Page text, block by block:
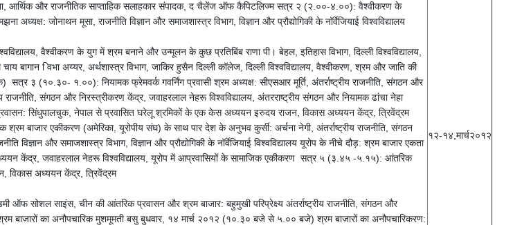
आर्थिक और राजनीतिक साप्ताहिक सलाहकार संपादक, द चैलेंज ऑफ कैपिटलिज्म सत्र २ (२.००-४.००): वैश्वीकरण के
जोनाथन मूसा, राजनीति विज्ञान और समाजशास्त्र विभाग, विज्ञान और प्रौद्योगिकी के नॉर्वेजियाई विश्वविद्यालय
वैश्वीकरण के युग में श्रम बनाने और उन्मूलन के कुछ प्रतिबिंब राणा पी। बेहल, इतिहास विभाग, दिल्ली विश्वविद्यालय,
बागान िवभा अय्यर, अर्थशास्त्र विभाग, जाकिर हुसैन दिल्ली कॉलेज, दिल्ली विश्वविद्यालय, वैश्वीकरण, श्रम और जाति की
३ (१०.३०- १.००): नियामक फ्रेमवर्क गवर्निंग प्रवासी श्रम अध्यक्ष: सीएसआर मूर्ति, अंतर्राष्ट्रीय राजनीति, संगठन और
राजनीति, संगठन और निरस्त्रीकरण केंद्र, जवाहरलाल नेहरू विश्वविद्यालय, अंतरराष्ट्रीय संगठन और नियामक ढांचा नेहा
प्रवासन: सिंधुपालचुक, नेपाल से प्रवासित घरेलू श्रमिकों के एक केस अध्ययन इरुदय राजन, विकास अध्ययन केंद्र, त्रिवेंद्रम
बाजार एकीकरण (अमेरिका, यूरोपीय संघ) के साथ पार देश के अनुभव कुर्सी: अर्चना नेगी, अंतर्राष्ट्रीय राजनीति, संगठन
विज्ञान और समाजशास्त्र विभाग, विज्ञान और प्रौद्योगिकी के नॉर्वेजियाई विश्वविद्यालय यूरोप के नीचे दौड़: श्रम बाजार एकता
केंद्र, जवाहरलाल नेहरू विश्वविद्यालय, यूरोप में आप्रवासियों के सामाजिक एकीकरण सत्र ५ (३.४५ -५.१५): आंतरिक
विकास अध्ययन केंद्र, त्रिवेंद्रम
ऑफ सोशल साइंस, चीन की आंतरिक प्रवासन और श्रम बाजार: बहुमुखी परिप्रेक्ष्य अंतर्राष्ट्रीय राजनीति, संगठन और
बाजारों का अनौपचारिक मुशमूमती बसु बुधवार, १४ मार्च २०१२ (१०.३० बजे से ५.०० बजे) श्रम बाजारों का अनौपचारिकरण:
१२-१४,मार्च२०१२